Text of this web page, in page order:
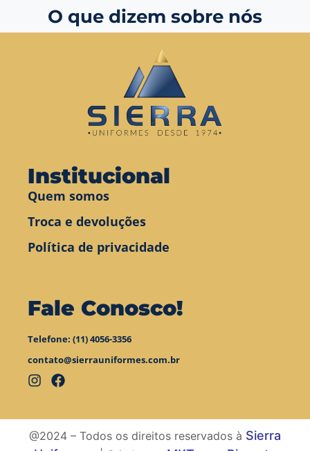
O que dizem sobre nós
Institucional
Quem somos
Troca e devoluções
Política de privacidade
Fale Conosco!
Telefone: (11) 4056-3356
contato@sierrauniformes.com.br
@2024 – Todos os direitos reservados à Sierra